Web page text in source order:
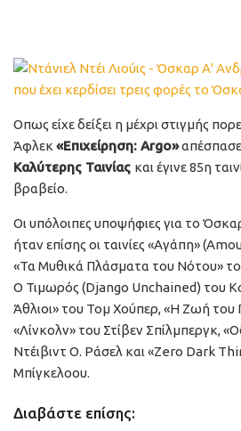
Οπως είχε δείξει η μέχρι στιγμής
Άφλεκ «Επιχείρηση: Argo»απέσπασε
Καλύτερης Ταινίας και έγινε 85η
βραβείο.
Οι υπόλοιπες υποψήφιες για το
ήταν επίσης οι ταινίες «Αγάπη»
«Τα Μυθικά Πλάσματα του Νότου»
Ο Τιμωρός (Django Unchained) του
Άθλιοι» του Τομ Χούπερ, «Η Ζωή του
«Λίνκολν» του Στίβεν Σπίλμπεργκ,
Ντέιβιντ Ο. Ράσελ και «Zero Dark
Μπίγκελοου.
Διαβάστε επίσης: